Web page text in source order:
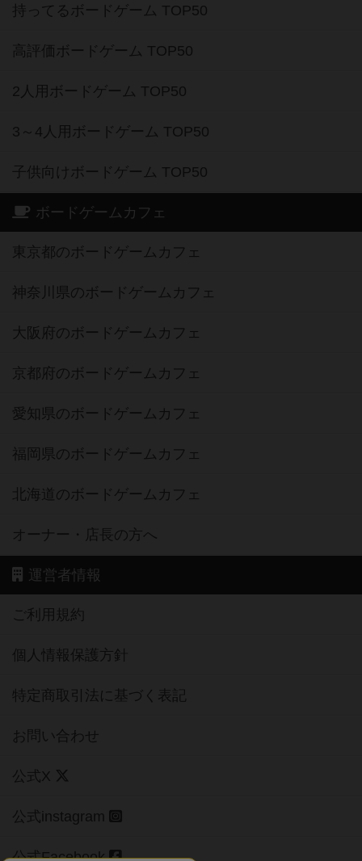
持ってるボードゲーム TOP50
高評価ボードゲーム TOP50
2人用ボードゲーム TOP50
3～4人用ボードゲーム TOP50
子供向けボードゲーム TOP50
ボードゲームカフェ
東京都のボードゲームカフェ
神奈川県のボードゲームカフェ
大阪府のボードゲームカフェ
京都府のボードゲームカフェ
愛知県のボードゲームカフェ
福岡県のボードゲームカフェ
北海道のボードゲームカフェ
オーナー・店長の方へ
運営者情報
ご利用規約
個人情報保護方針
特定商取引法に基づく表記
お問い合わせ
公式X
公式instagram
公式Facebook